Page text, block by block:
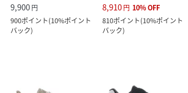
9,900円
900ポイント(10%ポイント
バック)
8,910円 10%OFF
810ポイント(10%ポイント
バック)